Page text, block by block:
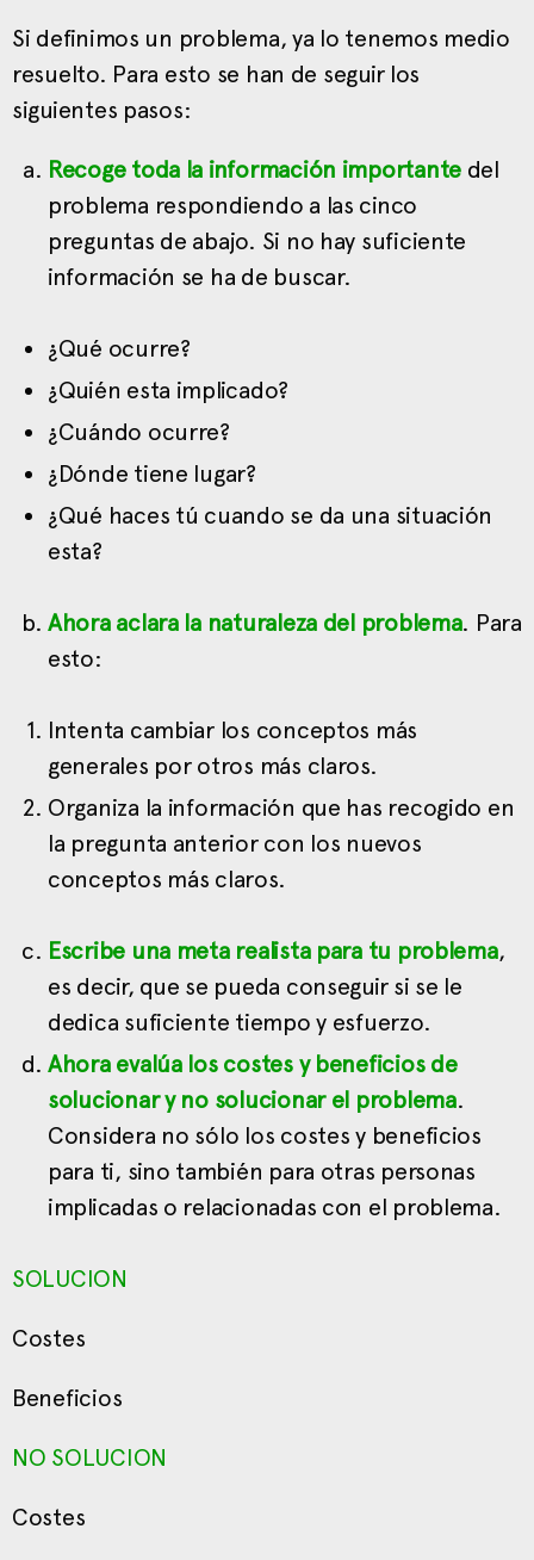
Si definimos un problema, ya lo tenemos medio
resuelto. Para esto se han de seguir los
siguientes pasos:
Recoge toda la información importante del
problema respondiendo a las cinco
preguntas de abajo. Si no hay suficiente
información se ha de buscar.
¿Qué ocurre?
¿Quién esta implicado?
¿Cuándo ocurre?
¿Dónde tiene lugar?
¿Qué haces tú cuando se da una situación
esta?
Ahora aclara la naturaleza del problema. Para
esto:
Intenta cambiar los conceptos más
generales por otros más claros.
Organiza la información que has recogido en
la pregunta anterior con los nuevos
conceptos más claros.
Escribe una meta realista para tu problema,
es decir, que se pueda conseguir si se le
dedica suficiente tiempo y esfuerzo.
Ahora evalúa los costes y beneficios de
solucionar y no solucionar el problema.
Considera no sólo los costes y beneficios
para ti, sino también para otras personas
implicadas o relacionadas con el problema.
SOLUCION
Costes
Beneficios
NO SOLUCION
Costes